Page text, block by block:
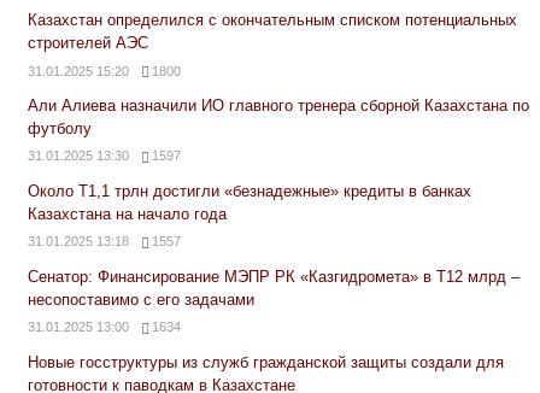
Казахстан определился с окончательным списком потенциальных
строителей АЭС
31.01.2025 15:20 1800
Али Алиева назначили ИО главного тренера сборной Казахстана по
футболу
31.01.2025 13:30 1597
Около Т1,1 трлн достигли «безнадежные» кредиты в банках
Казахстана на начало года
31.01.2025 13:18 1557
Сенатор: Финансирование МЭПР РК «Казгидромета» в Т12 млрд –
несопоставимо с его задачами
31.01.2025 13:00 1634
Новые госструктуры из служб гражданской защиты создали для
готовности к паводкам в Казахстане